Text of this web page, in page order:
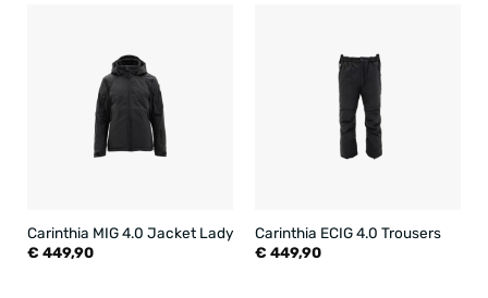
Carinthia MIG 4.0 Jacket Lady
€ 449,90
Carinthia ECIG 4.0 Trousers
€ 449,90